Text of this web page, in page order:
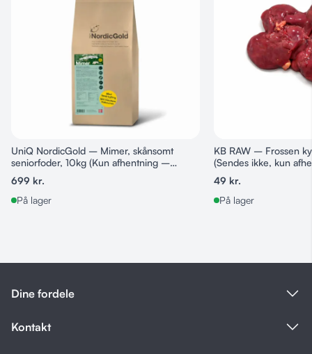
UniQ NordicGold – Mimer, skånsomt
seniorfoder, 10kg (Kun afhentning –
sendes ikke)
699 kr.
På lager
KB RAW – Frossen
(Sendes ikke, kun
49 kr.
På lager
Dine fordele
Kontakt